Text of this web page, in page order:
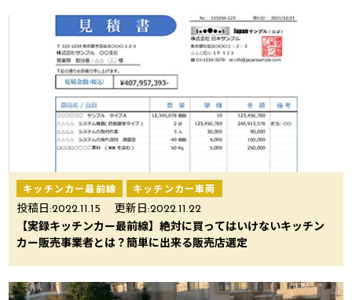
キッチンカー最前線 キッチンカー車両
投稿日:2022.11.15 更新日:2022.11.22
【実録キッチンカー最前線】絶対に買ってはいけないキッチン
カー販売事業者とは？簡単に出来る販売店選定